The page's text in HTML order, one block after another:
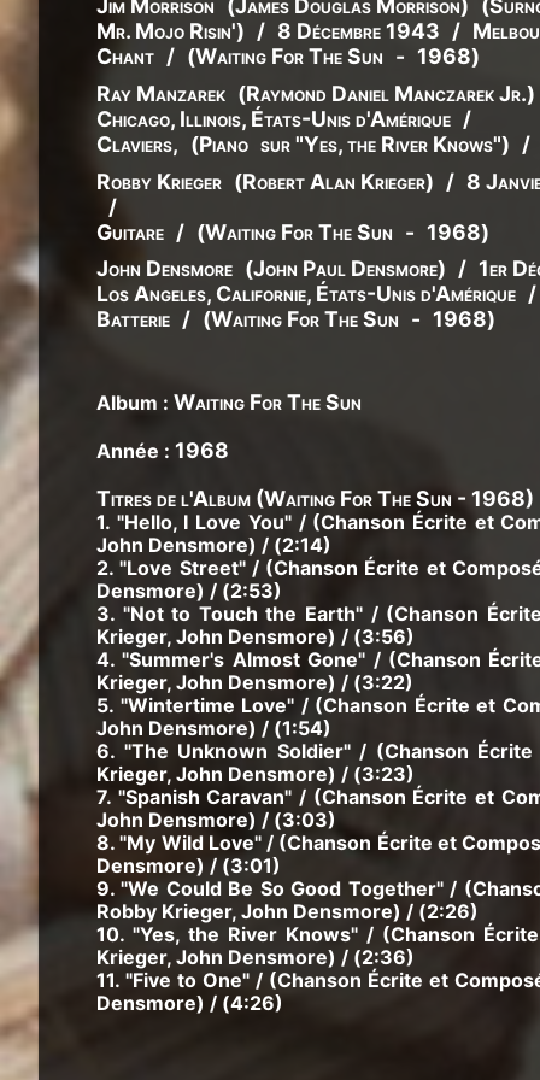
Jim Morrison (James Douglas Morrison) (
Mr. Mojo Risin') / 8 Décembre 1943 /
Chant / (Waiting For The Sun - 1968)
Ray Manzarek (Raymond Daniel ManczarekJr.)
Chicago, Illinois, États-Unis d'Amérique /
Claviers, (Piano sur "Yes, the River Knows") /
Robby Krieger (Robert Alan Krieger) / 8
/
Guitare / (Waiting For The Sun - 1968)
John Densmore (John Paul Densmore) / 1er
Los Angeles, Californie, États-Unis d'Amérique /
Batterie / (Waiting For The Sun - 1968)
Album : Waiting For The Sun
Année : 1968
Titres de l'Album (Waiting For The Sun - 1968)
1. "Hello, I Love You" / (Chanson Écrite et
John Densmore) / (2:14)
2. "Love Street" / (Chanson Écrite et
Densmore) / (2:53)
3. "Not to Touch the Earth" / (Chanson
Krieger, John Densmore) / (3:56)
4. "Summer's Almost Gone" / (Chanson
Krieger, John Densmore) / (3:22)
5. "Wintertime Love" / (Chanson Écrite et
John Densmore) / (1:54)
6. "The Unknown Soldier" / (Chanson
Krieger, John Densmore) / (3:23)
7. "Spanish Caravan" / (Chanson Écrite et
John Densmore) / (3:03)
8. "My Wild Love" / (Chanson Écrite et
Densmore) / (3:01)
9. "We Could Be So Good Together" /
Robby Krieger, John Densmore) / (2:26)
10. "Yes, the River Knows" / (Chanson
Krieger, John Densmore) / (2:36)
11. "Five to One" / (Chanson Écrite et
Densmore) / (4:26)